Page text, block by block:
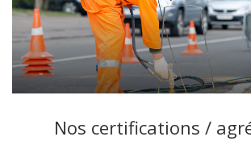
Nos certifications /